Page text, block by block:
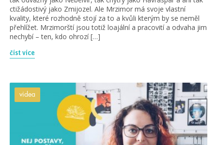
ctižádostivý jako Zmijozel. Ale Mrzimor má svoje vlastní
kvality, které rozhodně stojí za to a kvůli kterým by se neměl
přehlížet. Mrzimorští jsou totiž loajální a pracovití a odvaha jim
nechybí – ten, kdo ohrozí […]
číst více
videa